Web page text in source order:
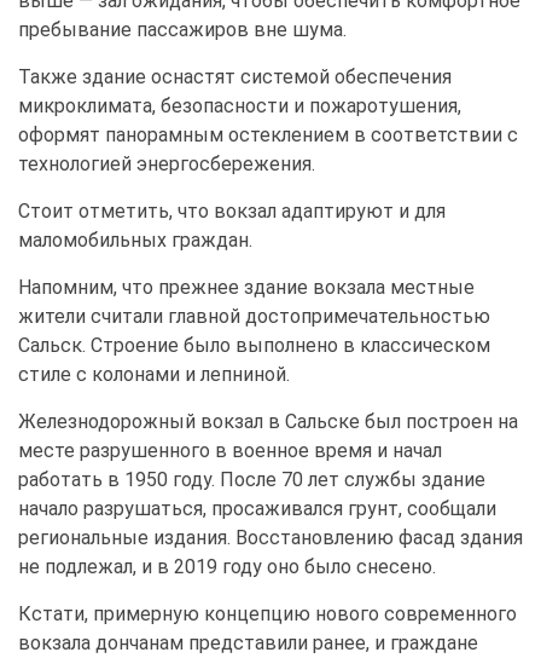
пребывание пассажиров вне шума.
Также здание оснастят системой обеспечения
микроклимата, безопасности и пожаротушения,
оформят панорамным остеклением в соответствии с
технологией энергосбережения.
Стоит отметить, что вокзал адаптируют и для
маломобильных граждан.
Напомним, что прежнее здание вокзала местные
жители считали главной достопримечательностью
Сальск. Строение было выполнено в классическом
стиле с колонами и лепниной.
Железнодорожный вокзал в Сальске был построен на
месте разрушенного в военное время и начал
работать в 1950 году. После 70 лет службы здание
начало разрушаться, просаживался грунт, сообщали
региональные издания. Восстановлению фасад здания
не подлежал, и в 2019 году оно было снесено.
Кстати, примерную концепцию нового современного
вокзала дончанам представили ранее, и граждане